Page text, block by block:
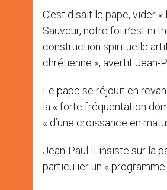
C’est disait le pape, vider
Sauveur, notre foi n’est ni
construction spirituelle
chrétienne », avertit Jean-
Le pape se réjouit en
la « forte fréquentation
« d’une croissance en
Jean-Paul II insiste sur la
particulier un «